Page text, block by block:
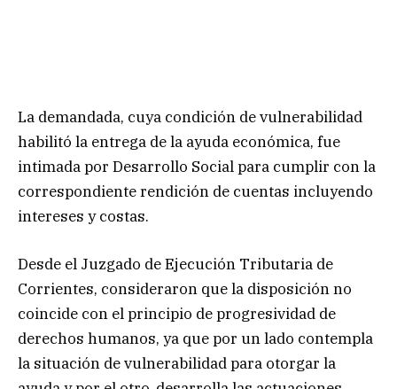
La demandada, cuya condición de vulnerabilidad
habilitó la entrega de la ayuda económica, fue
intimada por Desarrollo Social para cumplir con la
correspondiente rendición de cuentas incluyendo
intereses y costas.
Desde el Juzgado de Ejecución Tributaria de
Corrientes, consideraron que la disposición no
coincide con el principio de progresividad de
derechos humanos, ya que por un lado contempla
la situación de vulnerabilidad para otorgar la